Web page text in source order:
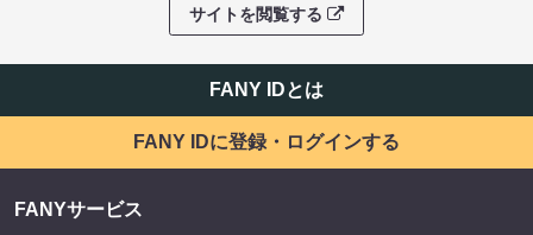
サイトを閲覧する
FANY IDとは
FANY IDに登録・ログインする
FANYサービス